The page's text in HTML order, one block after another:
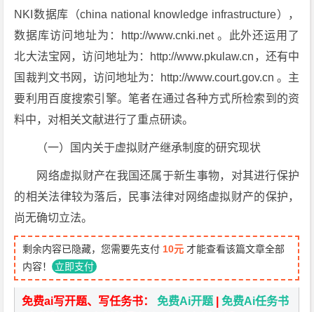
NKI数据库（china national knowledge infrastructure），
数据库访问地址为：http://www.cnki.net 。此外还运用了
北大法宝网，访问地址为：http://www.pkulaw.cn，还有中
国裁判文书网，访问地址为：http://www.court.gov.cn 。主
要利用百度搜索引擎。笔者在通过各种方式所检索到的资
料中，对相关文献进行了重点研读。
（一）国内关于虚拟财产继承制度的研究现状
网络虚拟财产在我国还属于新生事物，对其进行保护
的相关法律较为落后，民事法律对网络虚拟财产的保护，
尚无确切立法。
剩余内容已隐藏，您需要先支付 10元 才能查看该篇文章全部
内容！ 立即支付
免费ai写开题、写任务书：免费Ai开题 |免费Ai任务书